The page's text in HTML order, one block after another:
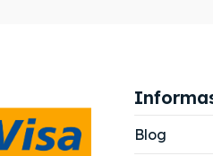
Blog
Blog
Blog